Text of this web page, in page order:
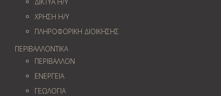
ΧΡΗΣΗ Η/Υ
ΠΛΗΡΟΦΟΡΙΚΗ ΔΙΟΙΚΗΣΗΣ
ΠΕΡΙΒΑΛΛΟΝΤΙΚΑ
ΠΕΡΙΒΑΛΛΟΝ
ΕΝΕΡΓΕΙΑ
ΓΕΩΛOΓΙΑ